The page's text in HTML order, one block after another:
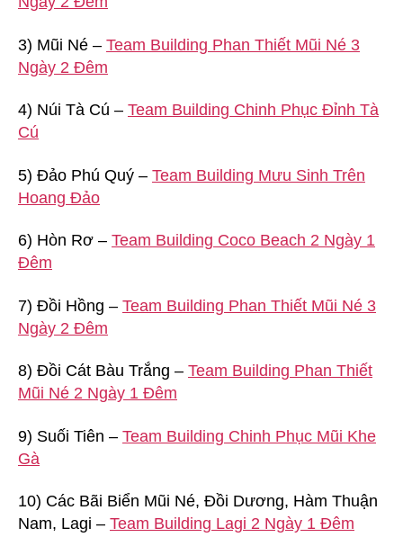
3) Mũi Né – Team Building Phan Thiết Mũi Né 3
Ngày 2 Đêm
4) Núi Tà Cú – Team Building Chinh Phục Đỉnh Tà
Cú
5) Đảo Phú Quý – Team Building Mưu Sinh Trên
Hoang Đảo
6) Hòn Rơ – Team Building Coco Beach 2 Ngày 1
Đêm
7) Đồi Hồng – Team Building Phan Thiết Mũi Né 3
Ngày 2 Đêm
8) Đồi Cát Bàu Trắng – Team Building Phan Thiết
Mũi Né 2 Ngày 1 Đêm
9) Suối Tiên – Team Building Chinh Phục Mũi Khe
Gà
10) Các Bãi Biển Mũi Né, Đồi Dương, Hàm Thuận
Nam, Lagi – Team Building Lagi 2 Ngày 1 Đêm